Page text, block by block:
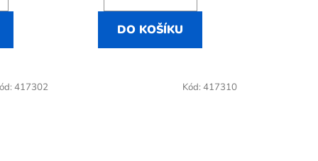
DO KOŠÍKU
417302 Kód: 417310